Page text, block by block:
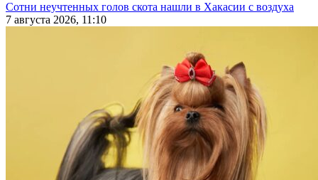
Сотни неучтенных голов скота нашли в Хакасии с воздуха
7 августа 2026, 11:10